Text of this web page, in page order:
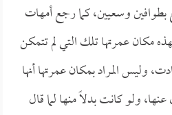
بطوافين وسعيين، كما رجع أمهات
مكان عمرتها تلك التي لم تتمكن
وليس المراد بمكان عمرتها أنها
ولو كانت بدلاً منها لما قال